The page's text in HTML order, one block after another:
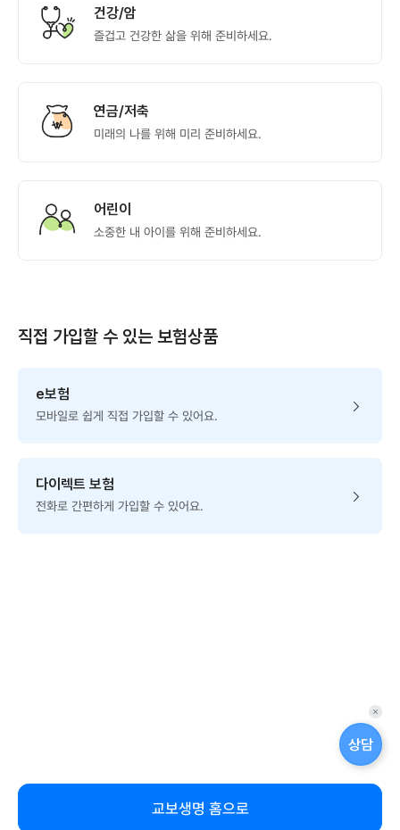
건강/암
즐겁고 건강한 삶을 위해 준비하세요.
연금/저축
미래의 나를 위해 미리 준비하세요.
어린이
소중한 내 아이를 위해 준비하세요.
직접 가입할 수 있는 보험상품
e보험
모바일로 쉽게 직접 가입할 수 있어요.
다이렉트 보험
전화로 간편하게 가입할 수 있어요.
교보생명 홈으로
상담
퀵
메
뉴
기